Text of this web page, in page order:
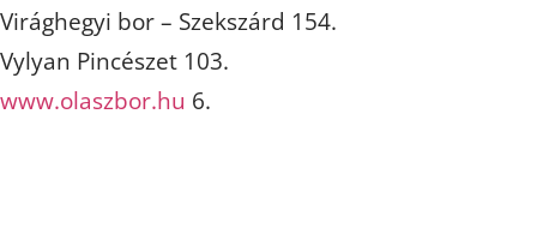
Virághegyi bor – Szekszárd 154.
Vylyan Pincészet 103.
www.olaszbor.hu 6.